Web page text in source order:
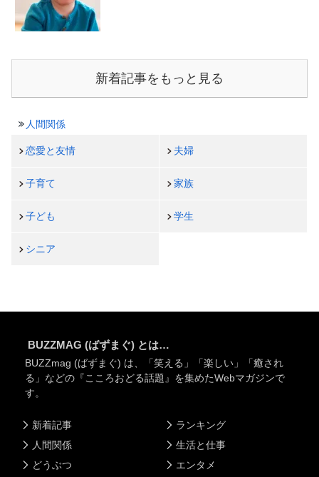
新着記事をもっと見る
人間関係
恋愛と友情 夫婦
子育て 家族
子ども 学生
シニア
BUZZMAG (ばずまぐ) とは…
BUZZmag (ばずまぐ) は、「笑える」「楽しい」「癒され
る」などの『こころおどる話題』を集めたWebマガジンで
す。
新着記事
人間関係
どうぶつ
ランキング
生活と仕事
エンタメ